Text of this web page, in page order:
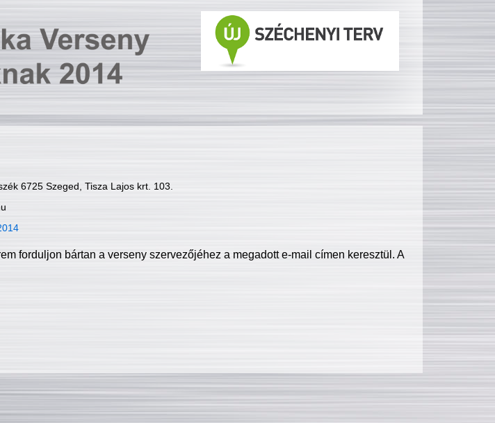
6725 Szeged, Tisza Lajos krt. 103.
forduljon bártan a verseny szervezőjéhez a megadott e-mail címen keresztül. A